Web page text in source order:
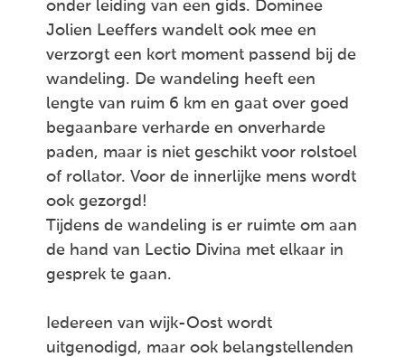
onder leiding van een gids. Dominee
Jolien Leeffers wandelt ook mee en
verzorgt een kort moment passend bij de
wandeling. De wandeling heeft een
lengte van ruim 6 km en gaat over goed
begaanbare verharde en onverharde
paden, maar is niet geschikt voor rolstoel
of rollator. Voor de innerlijke mens wordt
ook gezorgd!
Tijdens de wandeling is er ruimte om aan
de hand van Lectio Divina met elkaar in
gesprek te gaan.
Iedereen van wijk-Oost wordt
uitgenodigd, maar ook belangstellenden